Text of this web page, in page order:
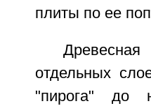
плиты по ее
отдельных
"пирога" до